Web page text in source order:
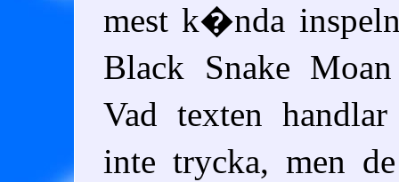
mest k�nda
Black Snake
Vad texten
inte trycka, men